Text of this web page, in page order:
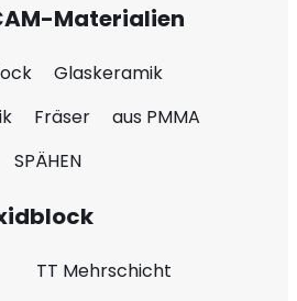
Materialien
Glaskeramik
Fräser
aus PMMA
SPÄHEN
TT Mehrschicht